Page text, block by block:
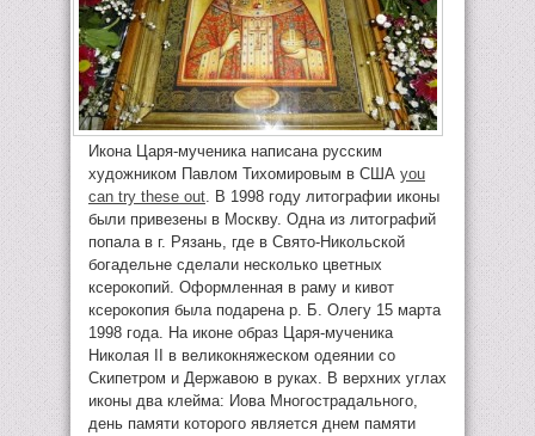
Икона Царя-мученика написана русским
художником Павлом Тихомировым в США you
can try these out. В 1998 году литографии иконы
были привезены в Москву. Одна из литографий
попала в г. Рязань, где в Свято-Никольской
богадельне сделали несколько цветных
ксерокопий. Оформленная в раму и кивот
ксерокопия была подарена р. Б. Олегу 15 марта
1998 года. На иконе образ Царя-мученика
Николая II в великокняжеском одеянии со
Скипетром и Державою в руках. В верхних углах
иконы два клейма: Иова Многострадального,
день памяти которого является днем памяти